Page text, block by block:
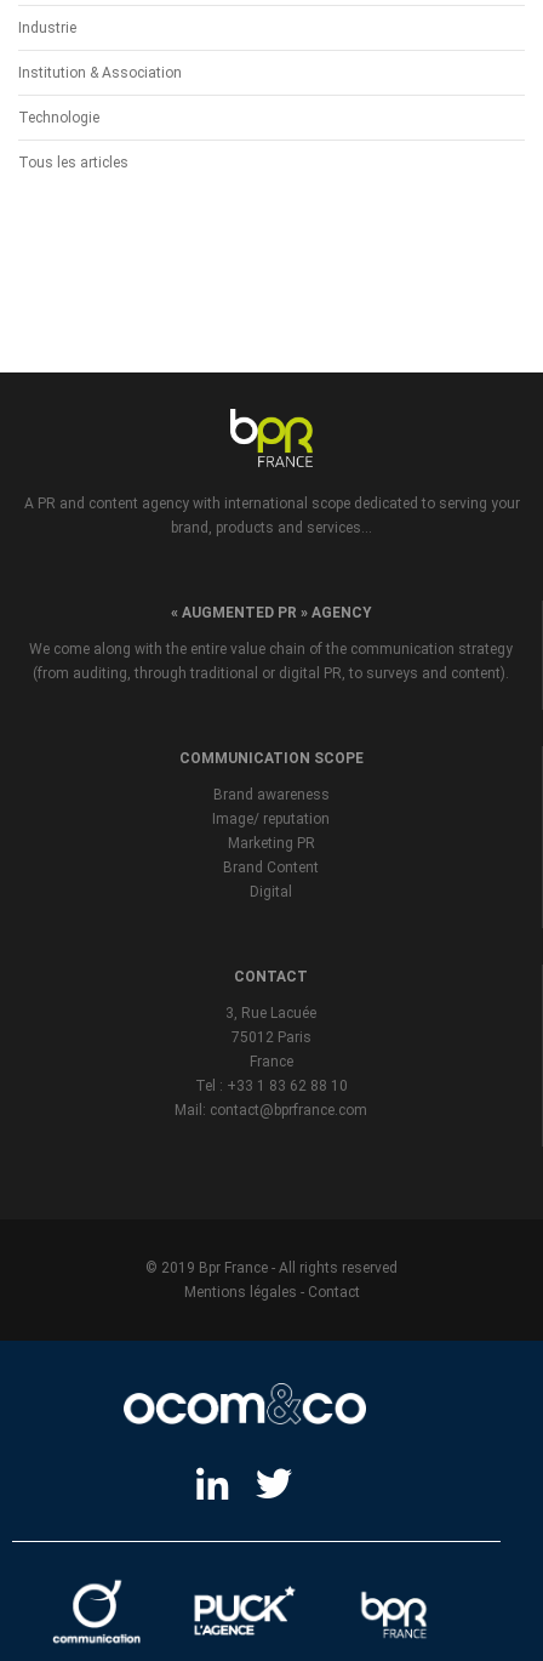
Industrie
Institution & Association
Technologie
Tous les articles
A PR and content agency with international scope dedicated to serving your
brand, products and services...
« AUGMENTED PR » AGENCY
We come along with the entire value chain of the communication strategy
(from auditing, through traditional or digital PR, to surveys and content).
COMMUNICATION SCOPE
Brand awareness
Image/ reputation
Marketing PR
Brand Content
Digital
CONTACT
3, Rue Lacuée
75012 Paris
France
Tel : +33 1 83 62 88 10
Mail: contact@bprfrance.com
© 2019 Bpr France - All rights reserved
Mentions légales - Contact